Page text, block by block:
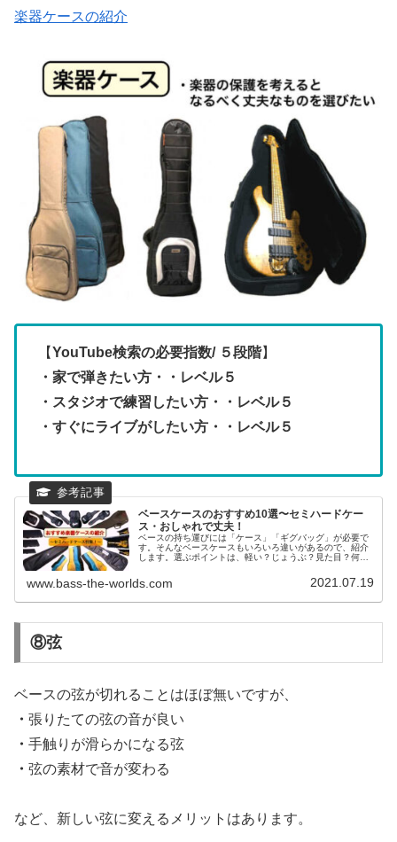
楽器ケースの紹介
【YouTube検索の必要指数/ ５段階】
・家で弾きたい方・・レベル５
・スタジオで練習したい方・・レベル５
・すぐにライブがしたい方・・レベル５
ベースケースのおすすめ10選〜セミハードケー
ス・おしゃれで丈夫！
ベースの持ち運びには「ケース」「ギグバッグ」が必要で
す。そんなベースケースもいろいろ違いがあるので、紹介
します。選ぶポイントは、軽い？じょうぶ？見た目？何ん
ます。ぜひ好みのケースを見つけましょう！
www.bass-the-worlds.com 2021.07.19
⑧弦
ベースの弦が切れることはほぼ無いですが、
・ 張りたての弦の音が良い
・ 手触りが滑らかになる弦
・ 弦の素材で音が変わる
など、新しい弦に変えるメリットはあります。